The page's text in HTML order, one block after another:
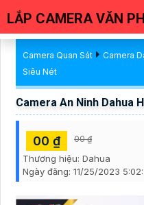
LẮP CAMERA VĂN
Camera Quan Sát Camera
Siêu Nét
Camera An Ninh Dahua
00 ₫ 00 ₫
Thương hiệu: Dahua
Ngày đăng: 11/25/2023